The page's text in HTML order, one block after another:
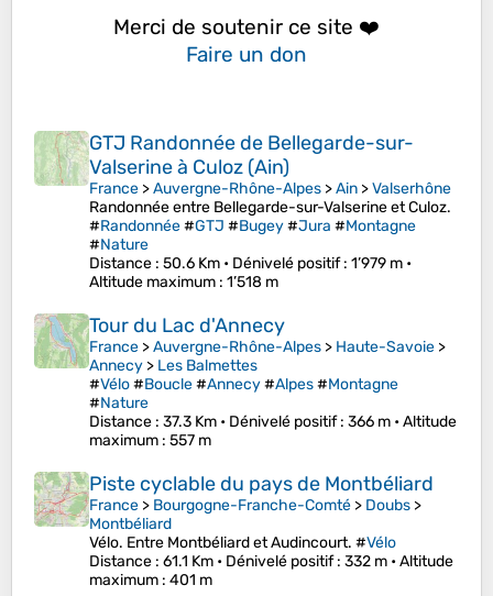
Merci de soutenir ce site ❤️
Faire un don
GTJ Randonnée de Bellegarde-sur-
Valserine à Culoz (Ain)
France >Auvergne-Rhône-Alpes >Ain >Valserhône
Randonnée entre Bellegarde-sur-Valserine et Culoz.
#Randonnée#GTJ #Bugey#Jura #Montagne
#Nature
Distance : 50.6 Km • Dénivelé positif: 1’979 m •
Altitude maximum : 1’518 m
Tour du Lac d'Annecy
France >Auvergne-Rhône-Alpes > Haute-Savoie >
Annecy > Les Balmettes
#Vélo#Boucle#Annecy#Alpes#Montagne
#Nature
Distance : 37.3 Km • Dénivelé positif: 366 m •Altitude
maximum : 557 m
Piste cyclable du pays de Montbéliard
France > Bourgogne-Franche-Comté > Doubs >
Montbéliard
Vélo. Entre Montbéliard et Audincourt. #Vélo
Distance : 61.1 Km • Dénivelé positif: 332 m •Altitude
maximum : 401 m